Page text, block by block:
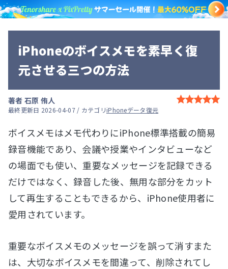
iPhoneのボイスメモを素早く復
元させる三つの方法
著者 石原 侑人
最終更新日 2026-04-07 / カテゴリiPhoneデータ復元
ボイスメモはメモ代わりにiPhone標準搭載の簡易
録音機能であり、会議や授業やインタビューなど
の場面でも使い、重要なメッセージを記録できる
だけではなく、録音した後、無用な部分をカット
して再生することもできるから、iPhone使用者に
愛用されています。
重要なボイスメモのメッセージを誤って消すまた
は、大切なボイスメモを間違って、削除されてし